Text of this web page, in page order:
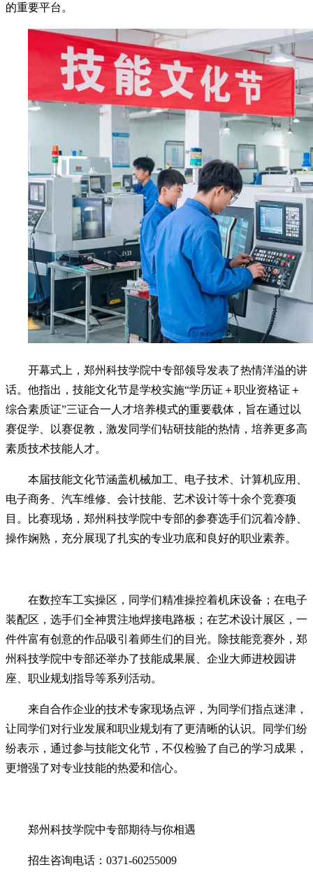
的重要平台。
开幕式上，郑州科技学院中专部领导发表了热情洋溢的讲
话。他指出，技能文化节是学校实施“学历证＋职业资格证＋
综合素质证”三证合一人才培养模式的重要载体，旨在通过以
赛促学、以赛促教，激发同学们钻研技能的热情，培养更多高
素质技术技能人才。
本届技能文化节涵盖机械加工、电子技术、计算机应用、
电子商务、汽车维修、会计技能、艺术设计等十余个竞赛项
目。比赛现场，郑州科技学院中专部的参赛选手们沉着冷静、
操作娴熟，充分展现了扎实的专业功底和良好的职业素养。
在数控车工实操区，同学们精准操控着机床设备；在电子
装配区，选手们全神贯注地焊接电路板；在艺术设计展区，一
件件富有创意的作品吸引着师生们的目光。除技能竞赛外，郑
州科技学院中专部还举办了技能成果展、企业大师进校园讲
座、职业规划指导等系列活动。
来自合作企业的技术专家现场点评，为同学们指点迷津，
让同学们对行业发展和职业规划有了更清晰的认识。同学们纷
纷表示，通过参与技能文化节，不仅检验了自己的学习成果，
更增强了对专业技能的热爱和信心。
郑州科技学院中专部期待与你相遇
招生咨询电话：0371-60255009